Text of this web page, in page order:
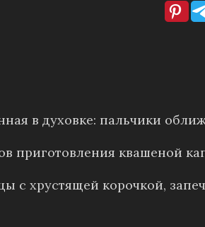
в духовке: пальчики
приготовления квашеной
с хрустящей корочкой,